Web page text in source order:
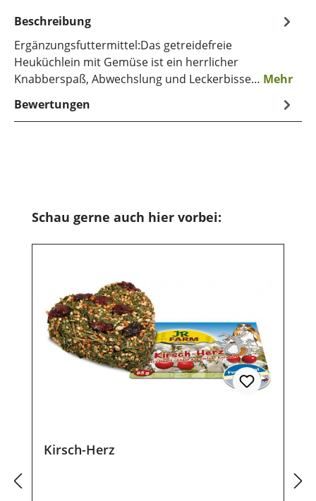
Beschreibung
Ergänzungsfuttermittel:Das getreidefreie
Heuküchlein mit Gemüse ist ein herrlicher
Knabberspaß, Abwechslung und Leckerbisse… Mehr
Bewertungen
Produktgalerie überspringen
Schau gerne auch hier vorbei:
Kirsch-Herz